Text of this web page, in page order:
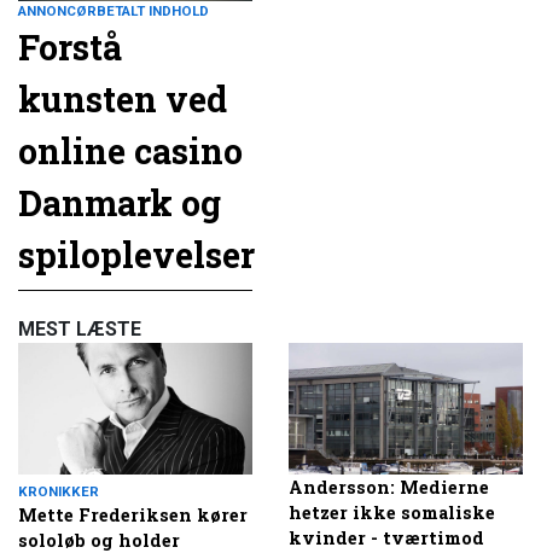
ANNONCØRBETALT INDHOLD
Forstå
kunsten ved
online casino
Danmark og
spiloplevelser
MEST LÆSTE
KRONIKKER
Mette Frederiksen kører
sololøb og holder
Andersson: Medierne
hetzer ikke somaliske
kvinder - tværtimod